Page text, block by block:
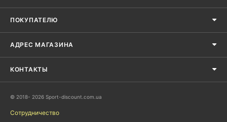
ПОКУПАТЕЛЮ
АДРЕС МАГАЗИНА
КОНТАКТЫ
© 2018- 2026 Sport-discount.com.ua
Сотрудничество